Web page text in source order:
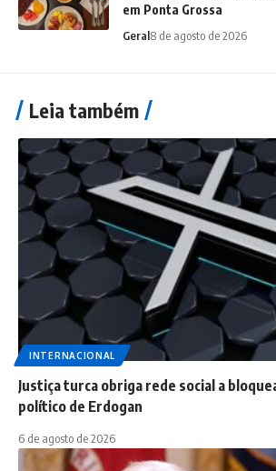
em Ponta Grossa
Geral8 de agosto de 2026
Leia também
INTERNACIONAL
Justiça turca obriga rede social a
político de Erdogan
6 de agosto de 2026